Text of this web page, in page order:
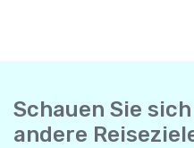
Schauen Sie
andere